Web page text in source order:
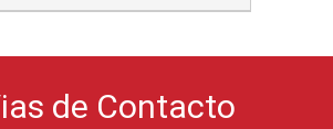
de Contacto